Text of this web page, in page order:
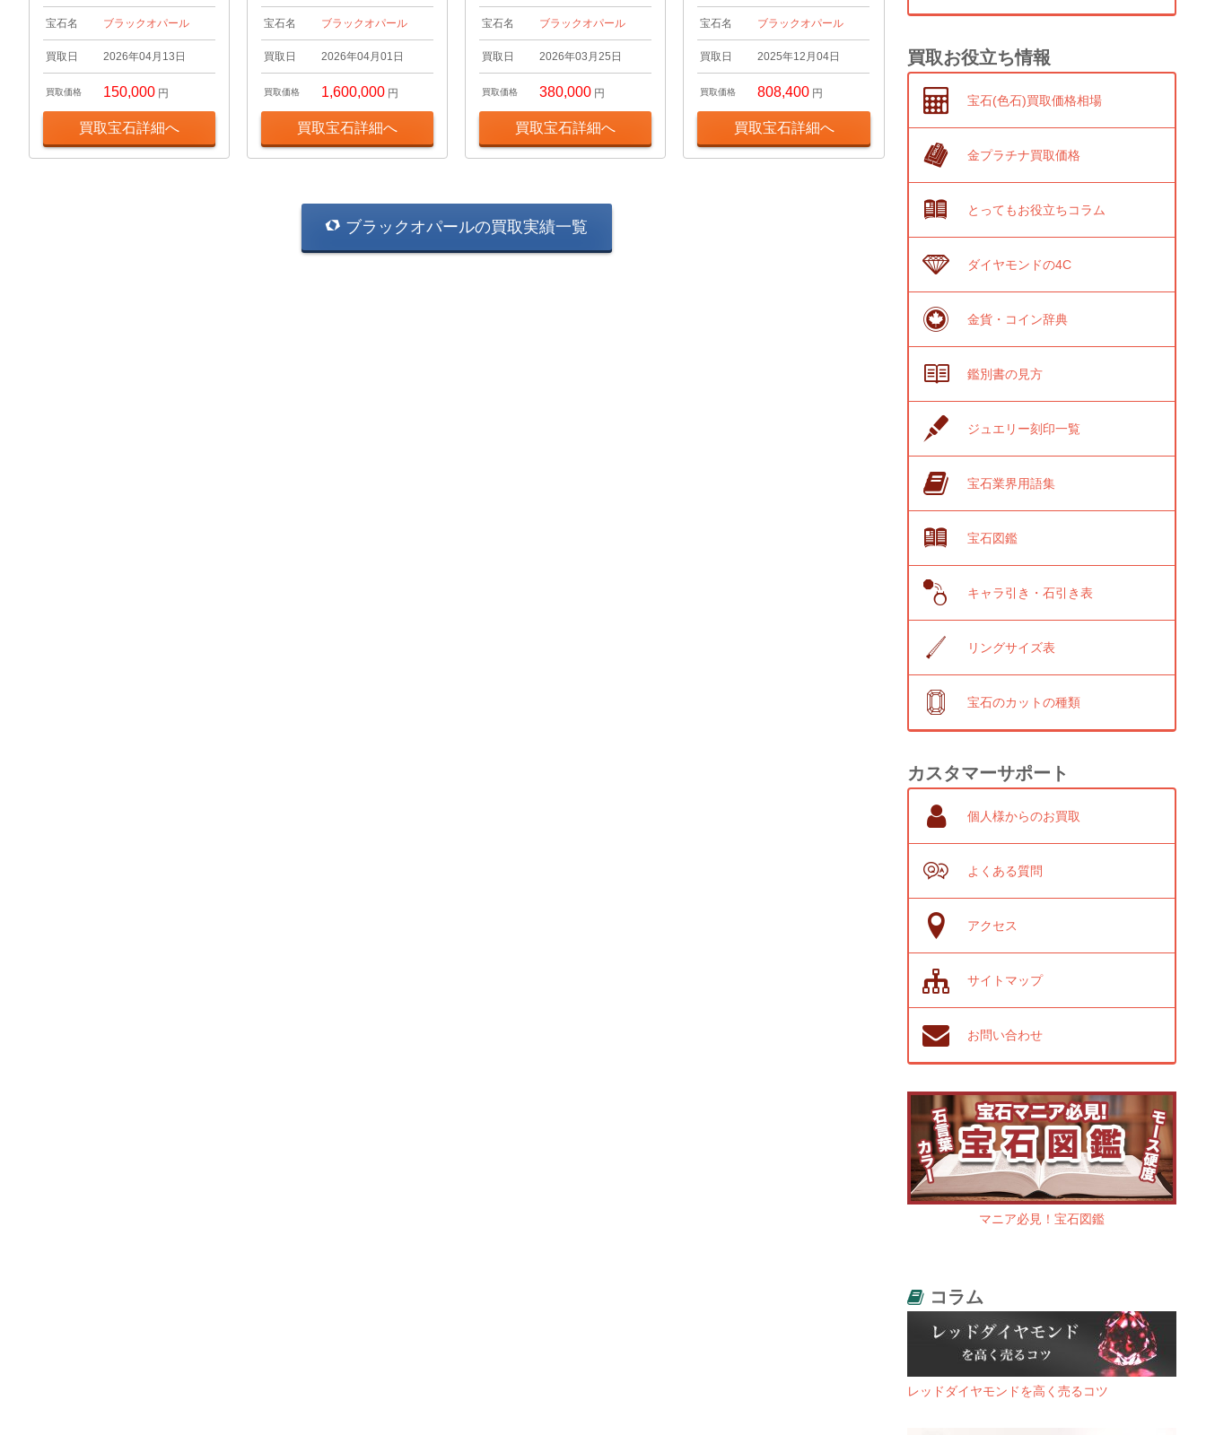
宝石名 ブラックオパール
買取日 2026年04月13日
買取価格 150,000 円
買取宝石詳細へ
宝石名 ブラックオパール
買取日 2026年04月01日
買取価格 1,600,000 円
買取宝石詳細へ
宝石名 ブラックオパール
買取日 2026年03月25日
買取価格 380,000 円
買取宝石詳細へ
宝石名 ブラックオパール
買取日 2025年12月04日
買取価格 808,400 円
買取宝石詳細へ
ブラックオパールの買取実績一覧
買取お役立ち情報
宝石(色石)買取価格相場
金プラチナ買取価格
とってもお役立ちコラム
ダイヤモンドの4C
金貨・コイン辞典
鑑別書の見方
ジュエリー刻印一覧
宝石業界用語集
宝石図鑑
キャラ引き・石引き表
リングサイズ表
宝石のカットの種類
カスタマーサポート
個人様からのお買取
よくある質問
アクセス
サイトマップ
お問い合わせ
マニア必見！宝石図鑑
コラム
レッドダイヤモンドを高く売るコツ